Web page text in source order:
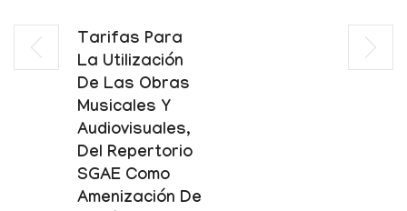
Tarifas Para
La Utilización
De Las Obras
Musicales Y
Audiovisuales,
Del Repertorio
SGAE Como
Amenización De